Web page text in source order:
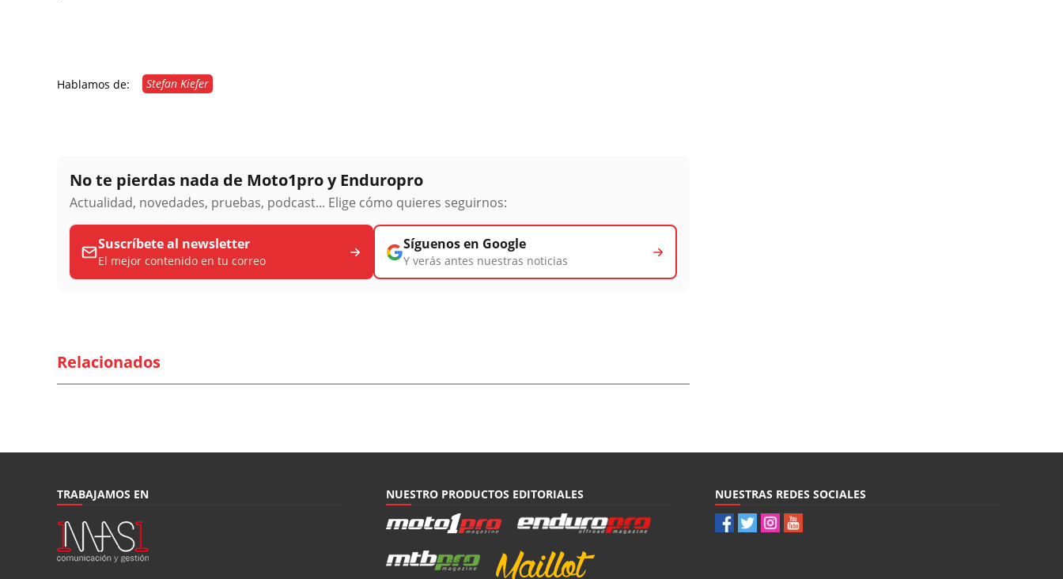
Hablamos de: Stefan Kiefer
No te pierdas nada de Moto1pro y Enduropro
Actualidad, novedades, pruebas, podcast... Elige cómo quieres seguirnos:
Suscríbete al newsletter
El mejor contenido en tu correo
Síguenos en Google
Y verás antes nuestras noticias
Relacionados
TRABAJAMOS EN NUESTRO PRODUCTOS EDITORIALES NUESTRAS REDES SOCIALES